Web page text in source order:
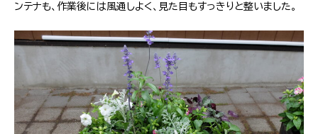
ンテナも、作業後には風通しよく、見た目もすっきりと整いました。